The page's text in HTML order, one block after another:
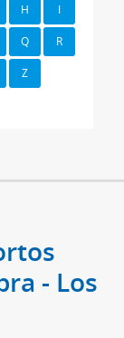
H I
Q R
Z
- Los